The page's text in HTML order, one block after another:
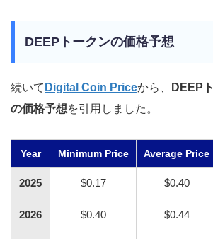
DEEPトークンの価格予想
続いて Digital Coin Priceから、 DEEP
の価格予想を引用しました。
Year Minimum Price Average Price
2025 $0.17 $0.40
2026 $0.40 $0.44